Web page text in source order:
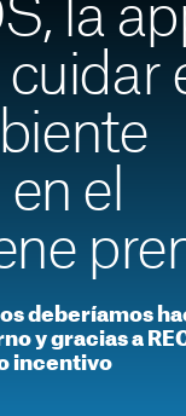
la
el
deberíamos
y gracias a
incentivo